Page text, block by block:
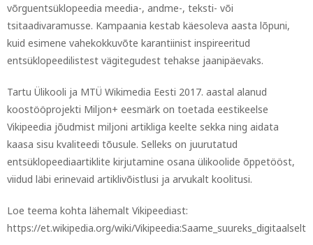
võrguentsüklopeedia meedia-, andme-, teksti- või
tsitaadivaramusse. Kampaania kestab käesoleva aasta lõpuni,
kuid esimene vahekokkuvõte karantiinist inspireeritud
entsüklopeedilistest vägitegudest tehakse jaanipäevaks.
Tartu Ülikooli ja MTÜ Wikimedia Eesti 2017. aastal alanud
koostööprojekti Miljon+ eesmärk on toetada eestikeelse
Vikipeedia jõudmist miljoni artikliga keelte sekka ning aidata
kaasa sisu kvaliteedi tõusule. Selleks on juurutatud
entsüklopeediaartiklite kirjutamine osana ülikoolide õppetööst,
viidud läbi erinevaid artiklivõistlusi ja arvukalt koolitusi.
Loe teema kohta lähemalt Vikipeediast:
https://et.wikipedia.org/wiki/Vikipeedia:Saame_suureks_digitaalselt